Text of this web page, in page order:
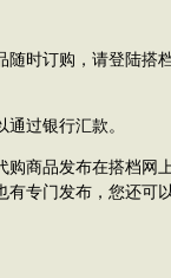
时订购，请登陆搭
过银行汇款。
商品发布在搭档网
专门发布，您还可